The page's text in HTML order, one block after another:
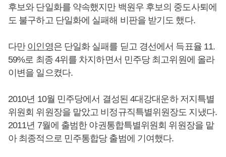
후보와 단일화를 약속했지만 백원우 후보의 중도사퇴에
도 불구하고 단일화에 실패해 비판을 받기도 했다.
다만 이인영은 단일화 실패를 딛고 경선에서 득표율 11.
59%로 최종 4위를 차지하면서 민주당 최고위원에 올라
이변을 일으켰다.
2010년 10월 민주당에서 결성된 4대강대운하 저지특별
위원회 위원장을 맡았고 비정규직특별위원장도 지냈다.
2011년 7월에 출범한 야권통합특별위원회 위원장을 맡
아 최종적으로 민주통합당 출범에 기여했다.